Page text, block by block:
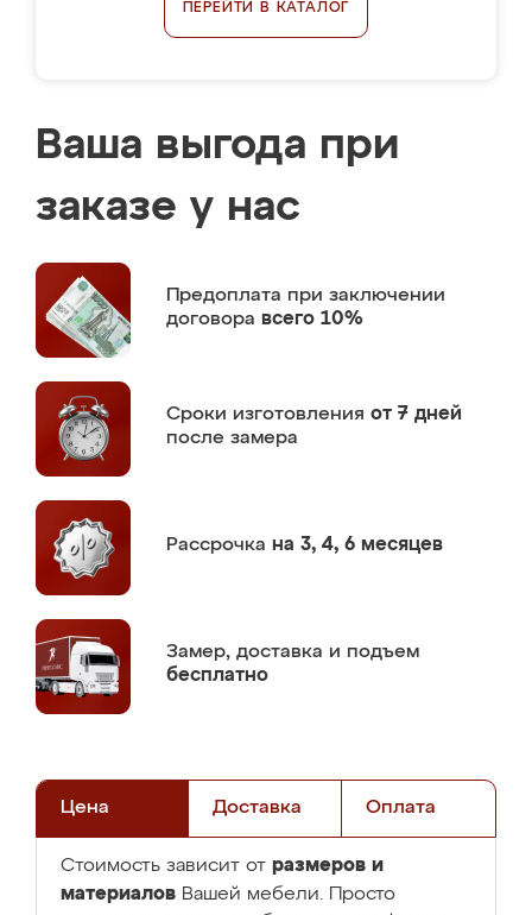
ПЕРЕЙТИ В КАТАЛОГ
Ваша выгода при
заказе у нас
Предоплата при заключении
договора всего 10%
Сроки изготовления от 7 дней
после замера
Рассрочка на 3, 4, 6 месяцев
Замер, доставка и подъем
бесплатно
Цена Доставка Оплата
Стоимость зависит от размеров и
материалов Вашей мебели. Просто